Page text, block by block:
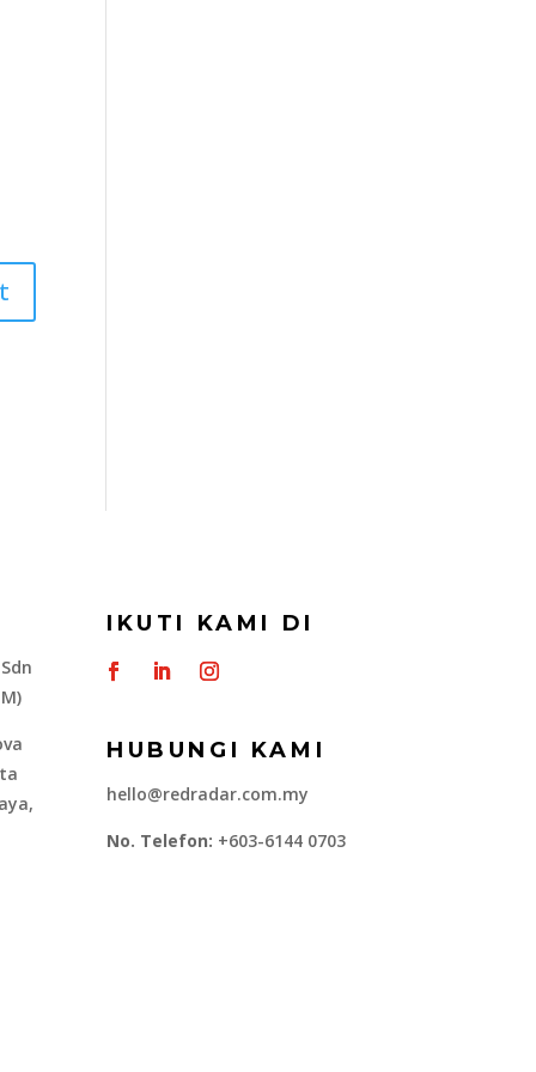
IKUTI KAMI DI
HUBUNGI KAMI
hello@redradar.com.my
No. Telefon: +603-6144 0703